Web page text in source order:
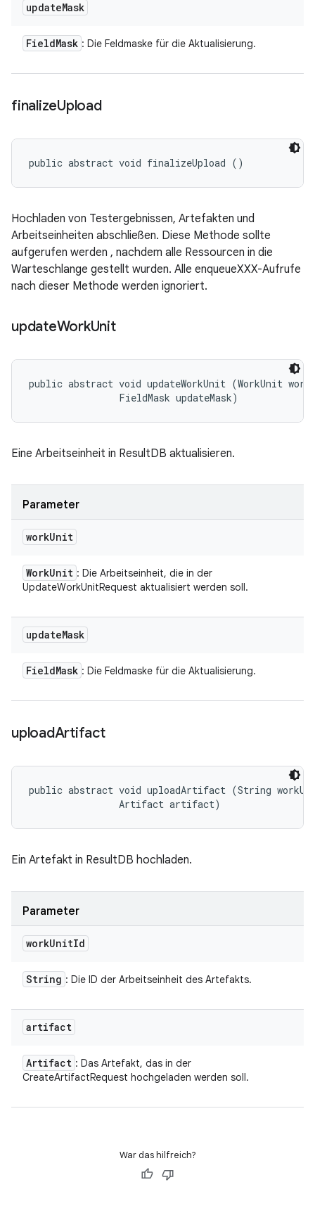
updateMask
FieldMask : Die Feldmaske für die Aktualisierung.
finalizeUpload
public abstract void finalizeUpload ()
Hochladen von Testergebnissen, Artefakten und
Arbeitseinheiten abschließen. Diese Methode sollte
aufgerufen werden , nachdem alle Ressourcen in die
Warteschlange gestellt wurden. Alle enqueueXXX-Aufrufe
nach dieser Methode werden ignoriert.
updateWorkUnit
public abstract void updateWorkUnit (WorkUnit
                FieldMask updateMask)
Eine Arbeitseinheit in ResultDB aktualisieren.
Parameter
workUnit
WorkUnit : Die Arbeitseinheit, die in der
UpdateWorkUnitRequest aktualisiert werden soll.
updateMask
FieldMask : Die Feldmaske für die Aktualisierung.
uploadArtifact
public abstract void uploadArtifact (String
                Artifact artifact)
Ein Artefakt in ResultDB hochladen.
Parameter
workUnitId
String : Die ID der Arbeitseinheit des Artefakts.
artifact
Artifact : Das Artefakt, das in der
CreateArtifactRequest hochgeladen werden soll.
War das hilfreich?